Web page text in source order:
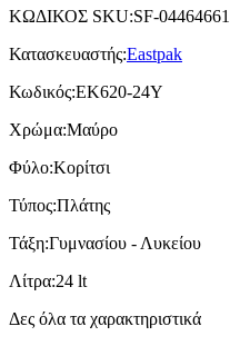
ΚΩΔΙΚΟΣ SKU:SF-04464661
Κατασκευαστής:Eastpak
Κωδικός:EK620-24Y
Χρώμα:Μαύρο
Φύλο:Κορίτσι
Τύπος:Πλάτης
Τάξη:Γυμνασίου - Λυκείου
Λίτρα:24 lt
Δες όλα τα χαρακτηριστικά